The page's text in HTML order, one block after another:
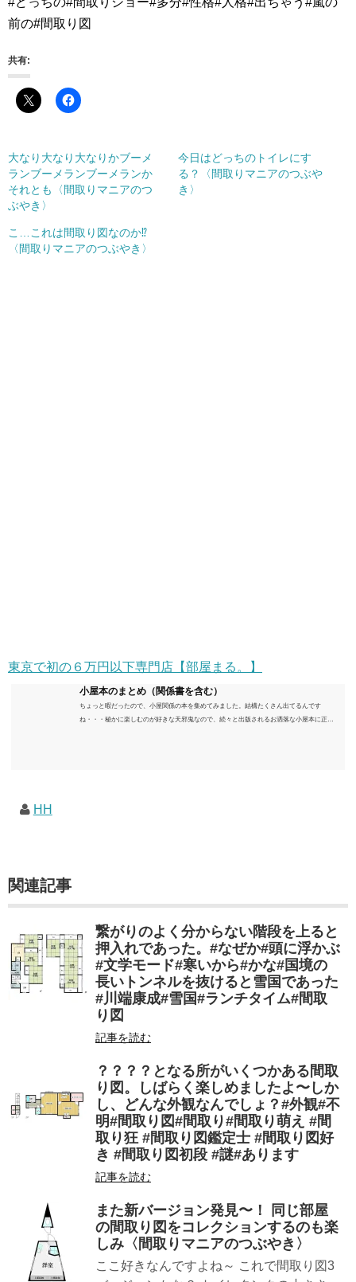
前の#間取り図
共有:
大なり大なり大なりかブーメ
ランブーメランブーメランか
それとも〈間取りマニアのつ
ぶやき〉
今日はどっちのトイレにす
る？〈間取りマニアのつぶや
き〉
こ…これは間取り図なのか︎⁉
〈間取りマニアのつぶやき〉
東京で初の６万円以下専門店【部屋まる。】
小屋本のまとめ（関係書を含む）
ちょっと暇だったので、小屋関係の本を集めてみました。結構たくさん出てるんです
ね・・・秘かに楽しむのが好きな天邪鬼なので、続々と出版されるお洒落な小屋本に正直
HH
関連記事
繋がりのよく分からない階段を上ると
押入れであった。#なぜか#頭に浮かぶ
#文学モード#寒いから#かな#国境の
長いトンネルを抜けると雪国であった
#川端康成#雪国#ランチタイム#間取
り図
記事を読む
？？？？となる所がいくつかある間取
り図。しばらく楽しめましたよ〜しか
し、どんな外観なんでしょ？#外観#不
明#間取り図#間取り#間取り萌え #間
取り狂 #間取り図鑑定士 #間取り図好
き #間取り図初段 #謎#あります
記事を読む
また新バージョン発見〜！ 同じ部屋
の間取り図をコレクションするのも楽
しみ〈間取りマニアのつぶやき〉
ここ好きなんですよね～ これで間取り図3